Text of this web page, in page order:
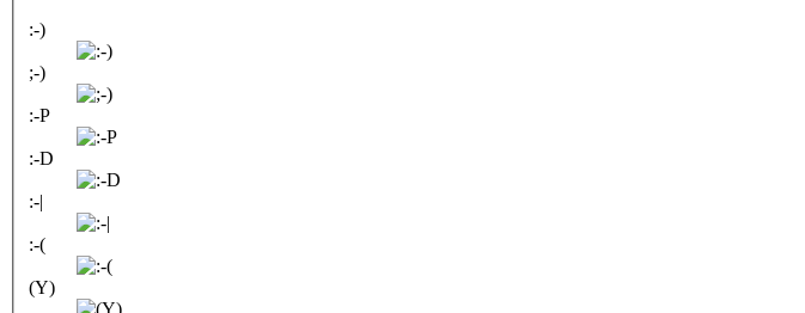
:-)
;-)
:-P
:-D
:-|
:-(
(Y)